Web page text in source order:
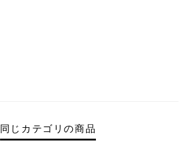
同じカテゴリの商品